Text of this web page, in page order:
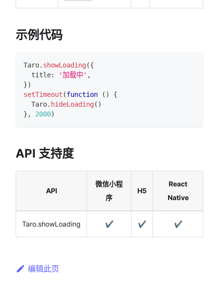
示例代码
Taro. showLoading({
  title
: '加载中' ,
})
setTimeout (function ( )
{
Taro. hideLoading( )
} , 2000)
API 支持度
API
微信小程
序
H5
React
Native
Taro.showLoading ✔️ ✔️ ✔️
编辑此页